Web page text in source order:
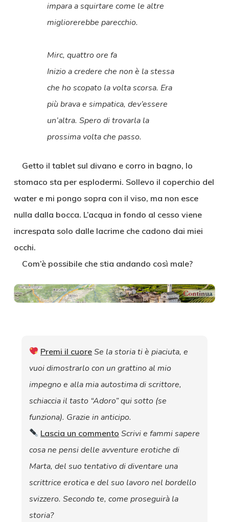
impara a squirtare come le altre
migliorerebbe parecchio.
Mirc, quattro ore fa
Inizio a credere che non è la stessa
che ho scopato la volta scorsa. Era
più brava e simpatica, dev’essere
un’altra. Spero di trovarla la
prossima volta che passo.
Getto il tablet sul divano e corro in bagno, lo
stomaco sta per esplodermi. Sollevo il coperchio del
water e mi pongo sopra con il viso, ma non esce
nulla dalla bocca. L’acqua in fondo al cesso viene
increspata solo dalle lacrime che cadono dai miei
occhi.
Com’è possibile che stia andando così male?
Premi il cuore Se la storia ti è piaciuta, e
vuoi dimostrarlo con un grattino al mio
impegno e alla mia autostima di scrittore,
schiaccia il tasto “Adoro” qui sotto (se
funziona). Grazie in anticipo.
Lascia un commento Scrivi e fammi sapere
cosa ne pensi delle avventure erotiche di
Marta, del suo tentativo di diventare una
scrittrice erotica e del suo lavoro nel bordello
svizzero. Secondo te, come proseguirà la
storia?